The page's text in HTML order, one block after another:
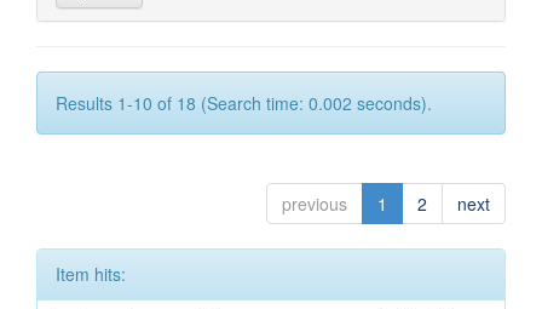
Results 1-10 of 18 (Search time: 0.002 seconds).
previous 1 2 next
Item hits: